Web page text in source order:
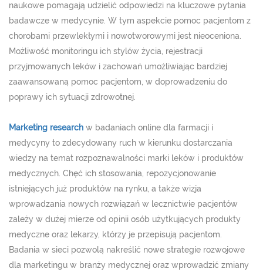
naukowe pomagają udzielić odpowiedzi na kluczowe pytania
badawcze w medycynie. W tym aspekcie pomoc pacjentom z
chorobami przewlekłymi i nowotworowymi jest nieoceniona.
Możliwość monitoringu ich stylów życia, rejestracji
przyjmowanych leków i zachowań umożliwiając bardziej
zaawansowaną pomoc pacjentom, w doprowadzeniu do
poprawy ich sytuacji zdrowotnej.
Marketing research w badaniach online dla farmacji i
medycyny to zdecydowany ruch w kierunku dostarczania
wiedzy na temat rozpoznawalności marki leków i produktów
medycznych. Chęć ich stosowania, repozycjonowanie
istniejących już produktów na rynku, a także wizja
wprowadzania nowych rozwiązań w lecznictwie pacjentów
zależy w dużej mierze od opinii osób użytkujących produkty
medyczne oraz lekarzy, którzy je przepisują pacjentom.
Badania w sieci pozwolą nakreślić nowe strategie rozwojowe
dla marketingu w branży medycznej oraz wprowadzić zmiany